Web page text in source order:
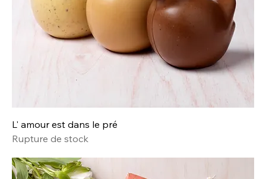
L' amour est dans le pré
Rupture de stock